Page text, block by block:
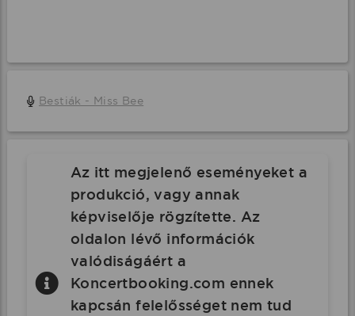
Bestiák - Miss Bee
Az itt megjelenő eseményeket a
produkció, vagy annak
képviselője rögzítette. Az
oldalon lévő információk
valódiságáért a
Koncertbooking.com ennek
kapcsán felelősséget nem tud